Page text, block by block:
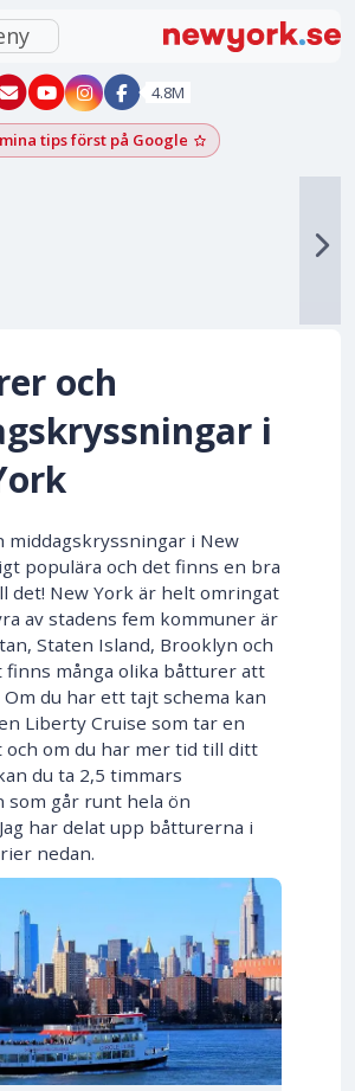
New York - YouTube
New York - Instagram
4.8M
tips först på GoogleLägg till som
och
i
middagskryssningar i New
populära och det finns en bra
det! New York är helt omringat
av stadens fem kommuner är
Staten Island, Brooklyn och
finns många olika båtturer att
Om du har ett tajt schema kan
Liberty Cruise som tar en
om du har mer tid till ditt
du ta 2,5 timmars
som går runt hela ön
har delat upp båtturerna i
nedan.